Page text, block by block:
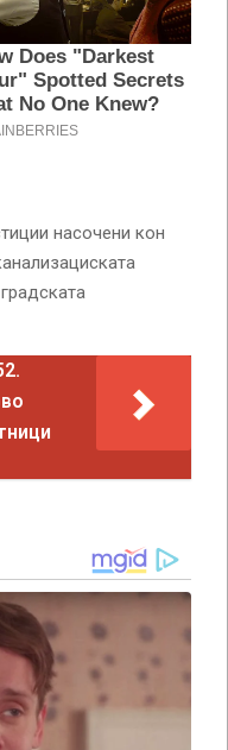
насочени кон